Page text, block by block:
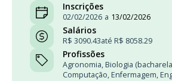
Inscrições
02/02/2026 a 13/02/2026
Salários
R$ 3090.43até R$ 8058.29
Profissões
Agronomia, Biologia
Computação, Enfermagem,